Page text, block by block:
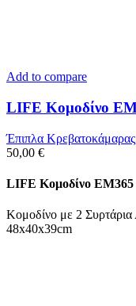
Add to compare
LIFE Κομοδίνο
Έπιπλα Κρεβατοκάμαρας
50,00 €
LIFE Κομοδίνο ΕΜ365
Κομοδίνο με 2
48x40x39cm